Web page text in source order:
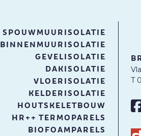
SPOUWMUURISOLATIE
BINNENMUURISOLATIE
GEVELISOLATIE
DAKISOLATIE
VLOERISOLATIE
KELDERISOLATIE
HOUTSKELETBOUW
HR++ TERMOPARELS
BIOFOAMPARELS
T